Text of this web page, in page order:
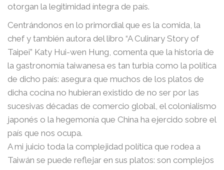
otorgan la legitimidad íntegra de país.
Centrándonos en lo primordial que es la comida, la
chef y también autora del libro “A Culinary Story of
Taipei” Katy Hui-wen Hung, comenta que la historia de
la gastronomía taiwanesa es tan turbia como la política
de dicho país: asegura que muchos de los platos de
dicha cocina no hubieran existido de no ser por las
sucesivas décadas de comercio global, el colonialismo
japonés o la hegemonía que China ha ejercido sobre el
país que nos ocupa.
A mi juicio toda la complejidad política que rodea a
Taiwán se puede reflejar en sus platos: son complejos